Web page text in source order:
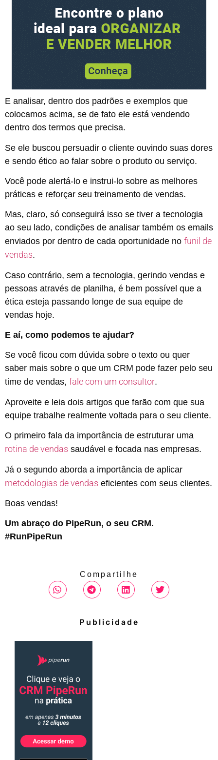
E analisar, dentro dos padrões e exemplos que
colocamos acima, se de fato ele está vendendo
dentro dos termos que precisa.
Se ele buscou persuadir o cliente ouvindo suas dores
e sendo ético ao falar sobre o produto ou serviço.
Você pode alertá-lo e instrui-lo sobre as melhores
práticas e reforçar seu treinamento de vendas.
Mas, claro, só conseguirá isso se tiver a tecnologia
ao seu lado, condições de analisar também os emails
enviados por dentro de cada oportunidade no funil de
vendas.
Caso contrário, sem a tecnologia, gerindo vendas e
pessoas através de planilha, é bem possível que a
ética esteja passando longe de sua equipe de
vendas hoje.
E aí, como podemos te ajudar?
Se você ficou com dúvida sobre o texto ou quer
saber mais sobre o que um CRM pode fazer pelo seu
time de vendas, fale com um consultor.
Aproveite e leia dois artigos que farão com que sua
equipe trabalhe realmente voltada para o seu cliente.
O primeiro fala da importância de estruturar uma
rotina de vendas saudável e focada nas empresas.
Já o segundo aborda a importância de aplicar
metodologias de vendas eficientes com seus clientes.
Boas vendas!
Um abraço do PipeRun, o seu CRM.
#RunPipeRun
Compartilhe
Publicidade